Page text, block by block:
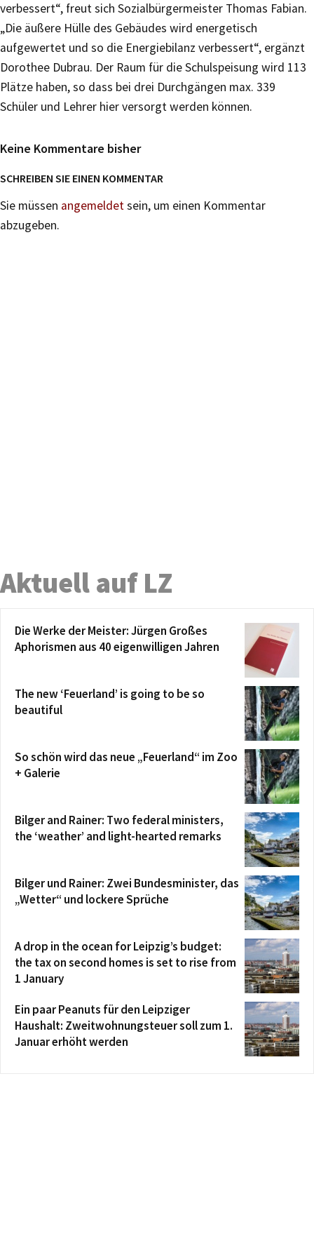
verbessert“, freut sich Sozialbürgermeister Thomas Fabian.
„Die äußere Hülle des Gebäudes wird energetisch
aufgewertet und so die Energiebilanz verbessert“, ergänzt
Dorothee Dubrau. Der Raum für die Schulspeisung wird 113
Plätze haben, so dass bei drei Durchgängen max. 339
Schüler und Lehrer hier versorgt werden können.
Keine Kommentare bisher
SCHREIBEN SIE EINEN KOMMENTAR
Sie müssen angemeldetsein, um einen Kommentar
abzugeben.
Aktuell auf LZ
Die Werke der Meister: Jürgen Großes
Aphorismen aus 40 eigenwilligen Jahren
The new ‘Feuerland’ is going to be so
beautiful
So schön wird das neue „Feuerland“ im Zoo
+ Galerie
Bilger and Rainer: Two federal ministers,
the ‘weather’ and light-hearted remarks
Bilger und Rainer: Zwei Bundesminister, das
„Wetter“ und lockere Sprüche
A drop in the ocean for Leipzig’s budget:
the tax on second homes is set to rise from
1 January
Ein paar Peanuts für den Leipziger
Haushalt: Zweitwohnungsteuer soll zum 1.
Januar erhöht werden